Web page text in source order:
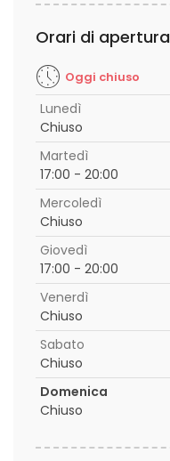
Orari di apertura
Oggi chiuso
Lunedì
Chiuso
Martedì
17:00 - 20:00
Mercoledì
Chiuso
Giovedì
17:00 - 20:00
Venerdì
Chiuso
Sabato
Chiuso
Domenica
Chiuso